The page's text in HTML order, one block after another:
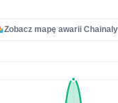
Zobacz mapę awarii